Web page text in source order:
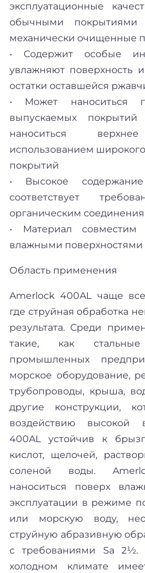
эксплуатационные
обычными
механически очищенные
• Содержит особые
увлажняют поверхность
остатки оставшейся
• Может наноситься
выпускаемых
наноситься
использованием
покрытий
• Высокое
соответствует
органическим
• Материал совместим
влажными поверхностями
Область применения
Amerlock 400AL чаще
где струйная обработка
результата. Среди
такие, как
промышленных
морское оборудование,
трубопроводы, крыша,
другие конструкции,
воздействию высокой
400AL устойчив к
кислот, щелочей,
соленой воды.
наноситься поверх
эксплуатации в режиме
или морскую воду,
струйную абразивную
с требованиями Sa 2½.
холодном климате